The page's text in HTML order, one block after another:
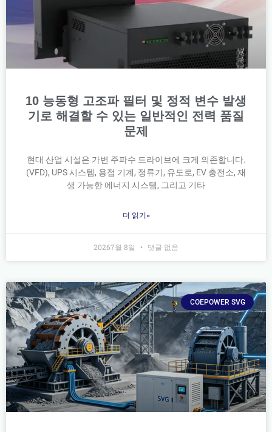
10 능동형 고조파 필터 및 정적 변수 발생
기로 해결할 수 있는 일반적인 전력 품질
문제
현대 산업 시설은 가변 주파수 드라이브에 크게 의존합니다.
(VFD), UPS 시스템, 용접 기계, 정류기, 유도로, EV 충전소, 재
생 가능한 에너지 시스템, 그리고 기타
더 읽기»
20267월 8일 댓글 없음
COEPOWER SVG